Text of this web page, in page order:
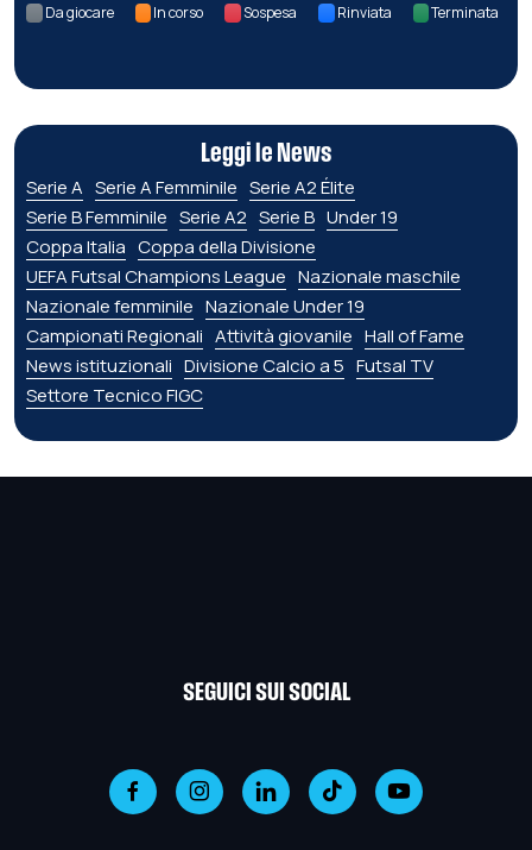
Da giocare In corso Sospesa Rinviata Terminata
Leggi le News
Serie A Serie A Femminile Serie A2 Élite
Serie B Femminile Serie A2 Serie B Under 19
Coppa Italia Coppa della Divisione
UEFA Futsal Champions League Nazionale maschile
Nazionale femminile Nazionale Under 19
Campionati Regionali Attività giovanile Hall of Fame
News istituzionali Divisione Calcio a 5 Futsal TV
Settore Tecnico FIGC
SEGUICI SUI SOCIAL